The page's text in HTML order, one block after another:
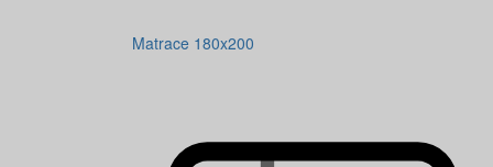
Matrace 180x200